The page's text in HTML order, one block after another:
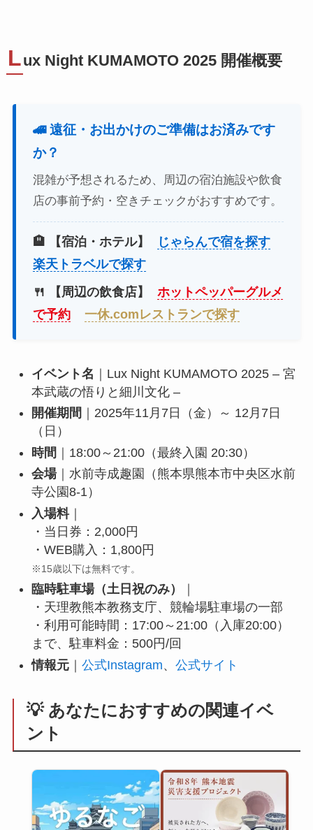
Lux Night KUMAMOTO 2025 開催概要
🚄 遠征・お出かけのご準備はお済みです
か？
混雑が予想されるため、周辺の宿泊施設や飲食
店の事前予約・空きチェックがおすすめです。
🏨 【宿泊・ホテル】
じゃらんで宿を探す
楽天トラベルで探す
🍴 【周辺の飲食店】
ホットペッパーグルメ
で予約
一休.comレストランで探す
イベント名 ｜Lux Night KUMAMOTO 2025 – 宮
本武蔵の悟りと細川文化 –
開催期間 ｜2025年11月7日（金）～ 12月7日
（日）
時間 ｜18:00～21:00（最終入園 20:30）
会場｜水前寺成趣園（熊本県熊本市中央区水前
寺公園8-1）
入場料｜
・当日券：2,000円
・WEB購入：1,800円
※15歳以下は無料です。
臨時駐車場（土日祝のみ）
・天理教熊本教務支庁、競輪場駐車場の一部
・利用可能時間：17:00～21:00（入庫20:00）
まで、駐車料金：500円/回
情報元｜ 公式Instagram、 公式サイト
💡 あなたにおすすめの関連イベ
ント